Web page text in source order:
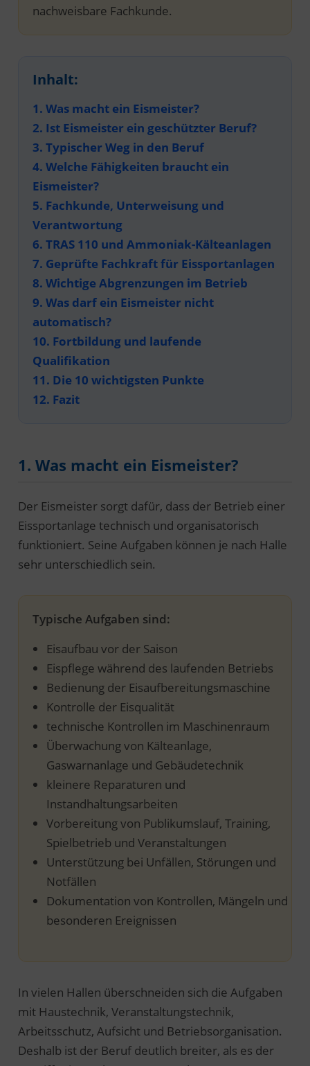
nachweisbare Fachkunde.
Inhalt:
1. Was macht ein Eismeister?
2. Ist Eismeister ein geschützter Beruf?
3. Typischer Weg in den Beruf
4. Welche Fähigkeiten braucht ein
Eismeister?
5. Fachkunde, Unterweisung und
Verantwortung
6. TRAS 110 und Ammoniak-Kälteanlagen
7. Geprüfte Fachkraft für Eissportanlagen
8. Wichtige Abgrenzungen im Betrieb
9. Was darf ein Eismeister nicht
automatisch?
10. Fortbildung und laufende
Qualifikation
11. Die 10 wichtigsten Punkte
12. Fazit
1. Was macht ein Eismeister?
Der Eismeister sorgt dafür, dass der Betrieb einer
Eissportanlage technisch und organisatorisch
funktioniert. Seine Aufgaben können je nach Halle
sehr unterschiedlich sein.
Typische Aufgaben sind:
Eisaufbau vor der Saison
Eispflege während des laufenden Betriebs
Bedienung der Eisaufbereitungsmaschine
Kontrolle der Eisqualität
technische Kontrollen im Maschinenraum
Überwachung von Kälteanlage,
Gaswarnanlage und Gebäudetechnik
kleinere Reparaturen und
Instandhaltungsarbeiten
Vorbereitung von Publikumslauf, Training,
Spielbetrieb und Veranstaltungen
Unterstützung bei Unfällen, Störungen und
Notfällen
Dokumentation von Kontrollen, Mängeln und
besonderen Ereignissen
In vielen Hallen überschneiden sich die Aufgaben
mit Haustechnik, Veranstaltungstechnik,
Arbeitsschutz, Aufsicht und Betriebsorganisation.
Deshalb ist der Beruf deutlich breiter, als es der